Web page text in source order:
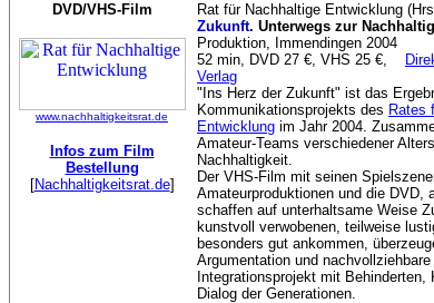
DVD/VHS-Film
www.nachhaltigkeitsrat.de
Infos zum Film
Bestellung
[Nachhaltigkeitsrat.de]
Rat für Nachhaltige Entwicklung
Zukunft. Unterwegs zur
Produktion, Immendingen 2004
52 min, DVD 27 €, VHS 25 €,
Verlag
"Ins Herz der Zukunft" ist das
Kommunikationsprojekts des Rates
Entwicklung im Jahr 2004.
Amateur-Teams verschiedener
Nachhaltigkeit.
Der VHS-Film mit seinen
Amateurproduktionen und die DVD,
schaffen auf unterhaltsame Weise
kunstvoll verwobenen, teilweise
besonders gut ankommen,
Argumentation und
Integrationsprojekt mit
Dialog der Generationen.